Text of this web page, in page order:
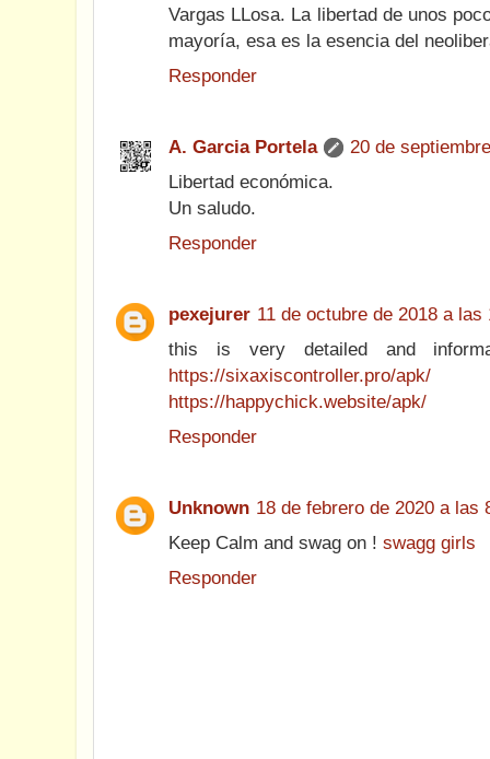
Vargas LLosa. La libertad de unos
mayoría, esa es la esencia del
Responder
A. Garcia Portela
20 de
Libertad económica.
Un saludo.
Responder
pexejurer 11 de octubre de 2018 a las
this is very detailed and
https://sixaxiscontroller.pro/apk/
https://happychick.website/apk/
Responder
Unknown 18 de febrero de 2020 a las
Keep Calm and swag on ! swagg girls
Responder